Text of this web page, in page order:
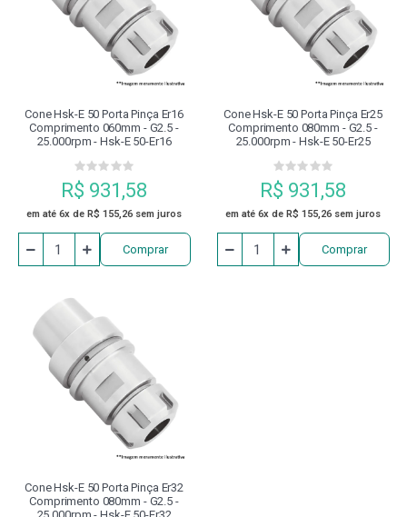
Cone Hsk-E 50 Porta Pinça Er16
Comprimento 060mm - G2.5 -
25.000rpm - Hsk-E 50-Er16
R$ 931,58
em até 6x de R$ 155,26 sem juros
Comprar
Cone Hsk-E 50 Porta Pinça Er25
Comprimento 080mm - G2.5 -
25.000rpm - Hsk-E 50-Er25
R$ 931,58
em até 6x de R$ 155,26 sem juros
Comprar
Cone Hsk-E 50 Porta Pinça Er32
Comprimento 080mm - G2.5 -